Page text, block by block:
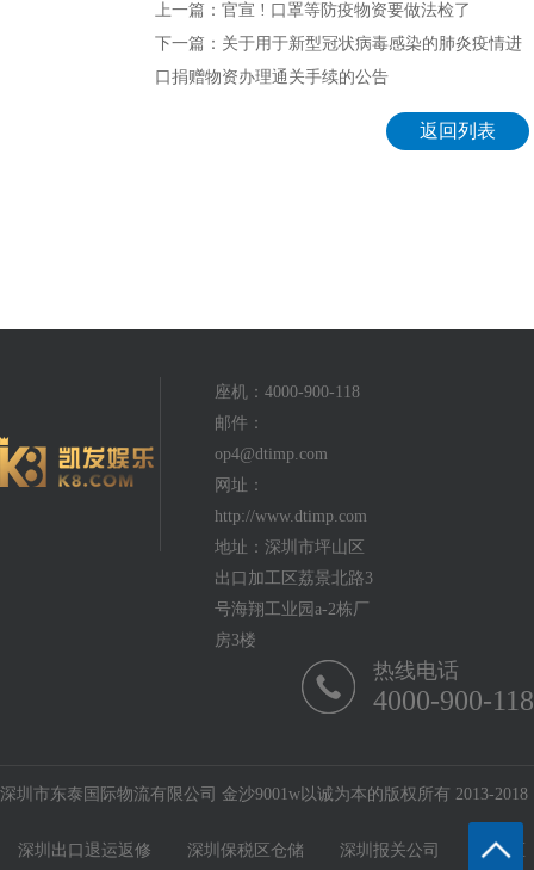
上一篇：官宣 ! 口罩等防疫物资要做法检了
下一篇：关于用于新型冠状病毒感染的肺炎疫情进
口捐赠物资办理通关手续的公告
返回列表
座机：4000-900-118
邮件：
op4@dtimp.com
网址：
http://www.dtimp.com
地址：深圳市坪山区
出口加工区荔景北路3
号海翔工业园a-2栋厂
房3楼
热线电话
4000-900-118
深圳市东泰国际物流有限公司 金沙9001w以诚为本的版权所有 2013-2018
深圳出口退运返修 深圳保税区仓储 深圳报关公司 保税区